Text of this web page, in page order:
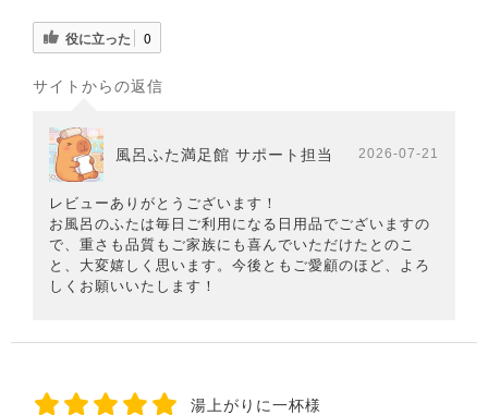
役に立った 0
サイトからの返信
風呂ふた満足館 サポート担当 2026-07-21
レビューありがとうございます！
お風呂のふたは毎日ご利用になる日用品でございますの
で、重さも品質もご家族にも喜んでいただけたとのこ
と、大変嬉しく思います。今後ともご愛顧のほど、よろ
しくお願いいたします！
湯上がりに一杯様